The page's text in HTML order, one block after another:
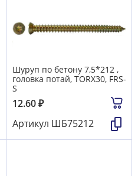
Шуруп по бетону 7,5*212 ,
головка потай, TORX30, FRS-
S
12.60₽
Артикул ШБ75212